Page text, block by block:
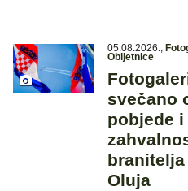
05.08.2026.,
Obljetnice
svečano
pobjede
branitelja
Oluja